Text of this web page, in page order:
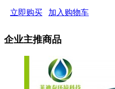
立即购买 加入购物车
企业主推商品